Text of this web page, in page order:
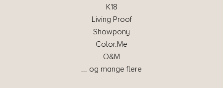
K18
Living Proof
Showpony
Color.Me
O&M
... og mange flere